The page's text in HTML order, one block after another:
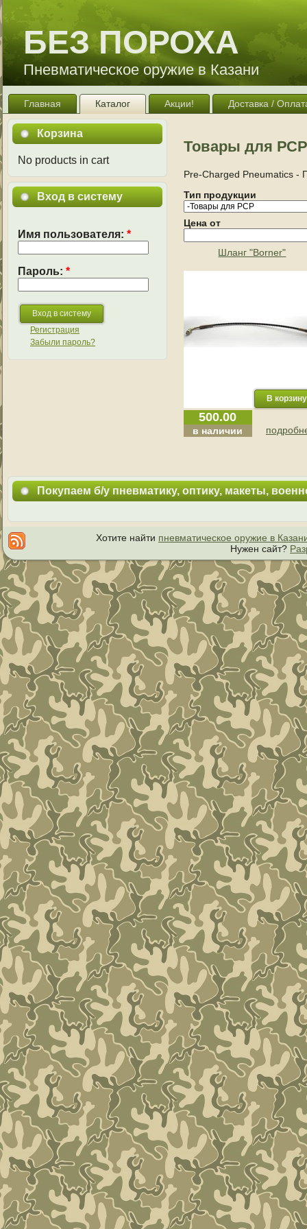
БЕЗ ПОРОХА
Пневматическое оружие в Казани
Главная Каталог Акции! Доставка /
Корзина
No products in cart
Вход в систему
Имя пользователя: *
Пароль: *
Регистрация
Забыли пароль?
Товары для РСР
Pre-Charged Pneumatics -
Тип продукции
Цена от
Шланг "Borner"
500.00
в наличии
Покупаем б/у пневматику, оптику, макеты,
Хотите найти пневматическое оружие в
Нужен сайт?